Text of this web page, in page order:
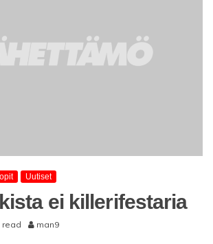
Uutiset
ei killerifestaria
read man9